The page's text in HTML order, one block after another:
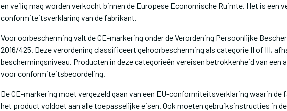
en veilig mag worden verkocht binnen de Europese Economische Ruimte. Het is een
conformiteitsverklaring van de fabrikant.
Voor oorbescherming valt de CE-markering onder de Verordening Persoonlijke
2016/425. Deze verordening classificeert gehoorbescherming als categorie II of III,
beschermingsniveau. Producten in deze categorieën vereisen betrokkenheid van een
voor conformiteitsbeoordeling.
De CE-markering moet vergezeld gaan van een EU-conformiteitsverklaring waarin de
het product voldoet aan alle toepasselijke eisen. Ook moeten gebruiksinstructies in